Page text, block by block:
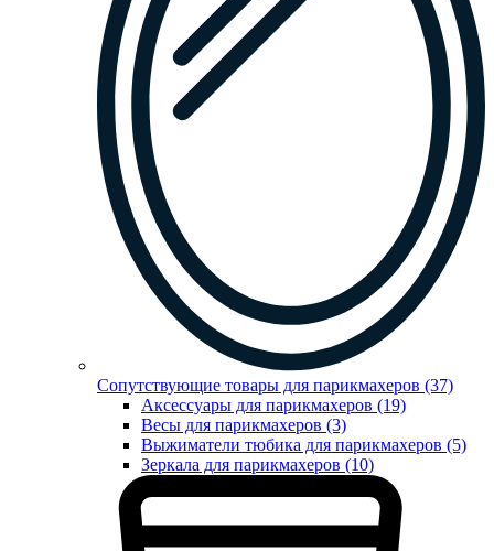
Сопутствующие товары для парикмахеров (37)
Аксессуары для парикмахеров (19)
Весы для парикмахеров (3)
Выжиматели тюбика для парикмахеров (5)
Зеркала для парикмахеров (10)